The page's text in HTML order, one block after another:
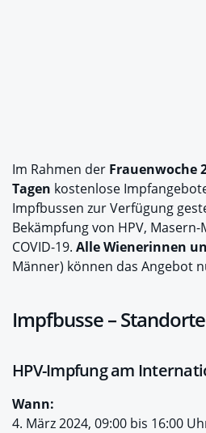
Im Rahmen der Frauenwoche
Tagen kostenlose
Impfbussen zur Verfügung
Bekämpfung von HPV,
COVID-19. Alle Wienerinnen
Männer) können das Angebot
Impfbusse –
HPV-Impfung am
Wann:
4. März 2024, 09:00 bis 16:00